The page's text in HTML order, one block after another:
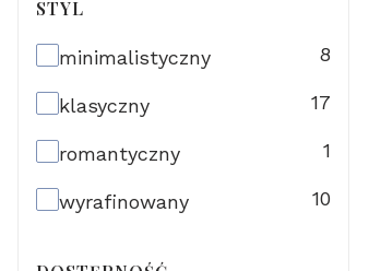
STYL
Stylminimalistyczny 8
klasyczny 17
romantyczny 1
wyrafinowany 10